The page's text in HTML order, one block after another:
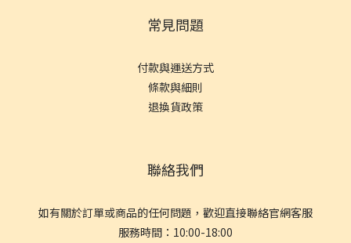
常見問題
付款與運送方式
條款與細則
退換貨政策
聯絡我們
如有關於訂單或商品的任何問題，歡迎直接聯絡官網客服
服務時間：10:00-18:00